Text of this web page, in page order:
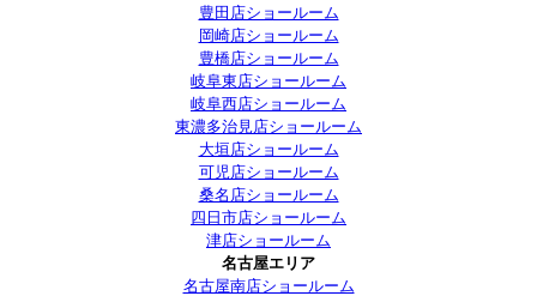
豊田店ショールーム
岡崎店ショールーム
豊橋店ショールーム
岐阜東店ショールーム
岐阜西店ショールーム
東濃多治見店ショールーム
大垣店ショールーム
可児店ショールーム
桑名店ショールーム
四日市店ショールーム
津店ショールーム
名古屋エリア
名古屋南店ショールーム